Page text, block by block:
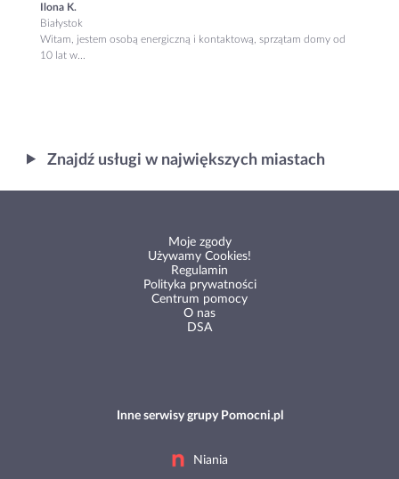
Ilona K.
Białystok
Witam, jestem osobą energiczną i kontaktową, sprzątam domy od
10 lat w...
Znajdź usługi w największych miastach
Moje zgody
Używamy Cookies!
Regulamin
Polityka prywatności
Centrum pomocy
O nas
DSA
Inne serwisy grupy Pomocni.pl
Niania